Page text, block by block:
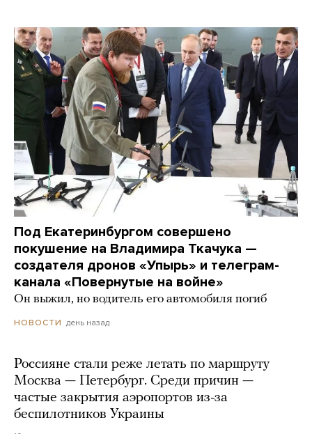
Под Екатеринбургом совершено
покушение на Владимира Ткачука —
создателя дронов «Упырь» и телеграм-
канала «Повернутые на войне»
Он выжил, но водитель его автомобиля погиб
НОВОСТИ день назад
Россияне стали реже летать по маршруту
Москва — Петербург. Среди причин —
частые закрытия аэропортов из-за
беспилотников Украины